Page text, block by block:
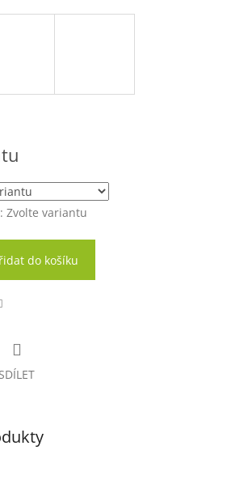
Zvolte variantu
do košíku
SDÍLET